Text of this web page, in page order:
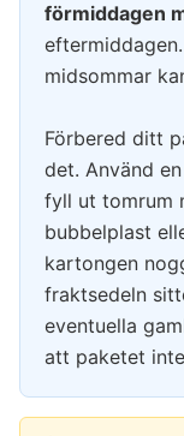
förmiddagen
midsommar
Förbered ditt
det. Använd en
fyll ut tomrum
bubbelplast
kartongen
fraktsedeln
eventuella
att paketet